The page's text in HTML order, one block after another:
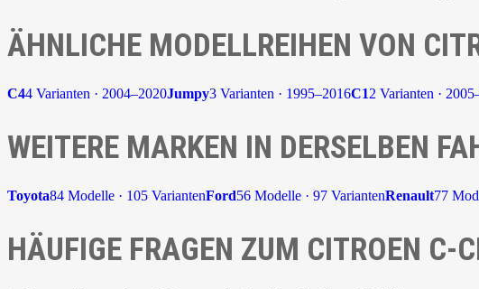
ÄHNLICHE MODELLREIHEN VON
C44 Varianten · 2004–2020Jumpy3 Varianten · 1995–2016C12 Varianten ·
WEITERE MARKEN IN DERSELBEN
Toyota84 Modelle · 105 VariantenFord56 Modelle · 97 VariantenRenault77
HÄUFIGE FRAGEN ZUM CITROEN C-